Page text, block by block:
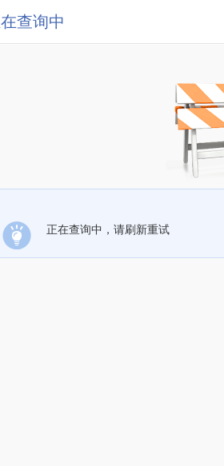
查询中
正在查询中，请刷新重试